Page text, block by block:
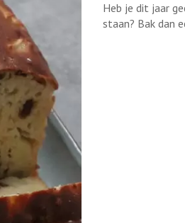
Heb je dit jaar
staan? Bak dan